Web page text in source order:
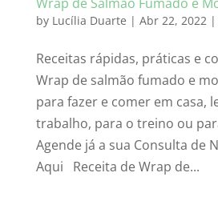
by Lucília Duarte | Abr 22, 2022|
Receitas rápidas, práticas e
Wrap de salmão fumado e
para fazer e comer em casa,
trabalho, para o treino ou
Agende já a sua Consulta de
Aqui Receita de Wrap de...